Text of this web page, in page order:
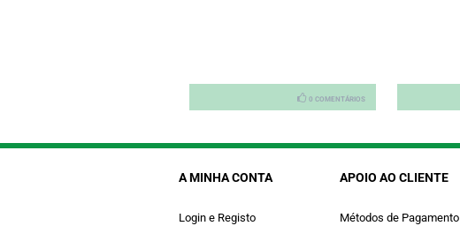
0 COMENTÁRIOS
A MINHA CONTA
Login e Registo
APOIO AO CLIENTE
Métodos de Pagamento